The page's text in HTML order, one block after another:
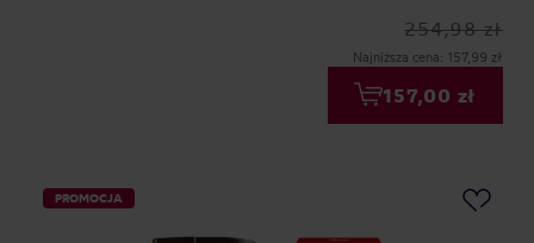
254,98 zł
Najniższa cena: 157,99 zł
157,00 zł
PROMOCJA